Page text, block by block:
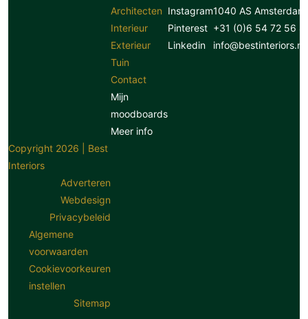
Architecten
Interieur
Exterieur
Tuin
Contact
Mijn
moodboards
Meer info
Instagram
Pinterest
Linkedin
1040 AS Amsterdam
+31 (0)6 54 72 56
info@bestinteriors.nl
Copyright 2026 | Best
Interiors
Adverteren
Webdesign
Privacybeleid
Algemene
voorwaarden
Cookievoorkeuren
instellen
Sitemap